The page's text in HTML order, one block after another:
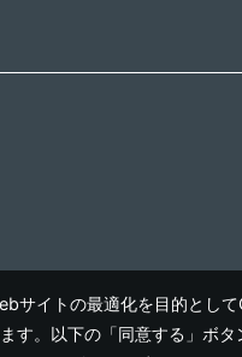
サイトの最適化を目的とし
す。以下の「同意する」ボタ